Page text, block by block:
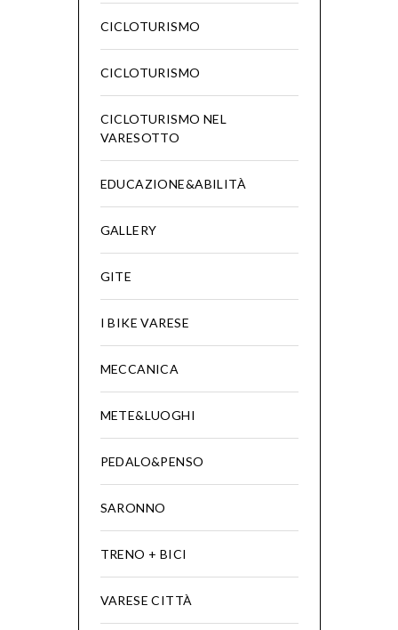
CICLOTURISMO
CICLOTURISMO
CICLOTURISMO NEL
VARESOTTO
EDUCAZIONE&ABILITÀ
GALLERY
GITE
I BIKE VARESE
MECCANICA
METE&LUOGHI
PEDALO&PENSO
SARONNO
TRENO + BICI
VARESE CITTÀ